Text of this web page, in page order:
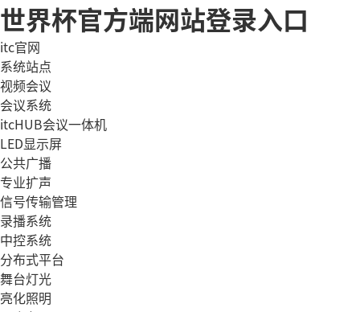
世界杯官方端网站登录入口
itc官网
系统站点
视频会议
会议系统
itcHUB会议一体机
LED显示屏
公共广播
专业扩声
信号传输管理
录播系统
中控系统
分布式平台
舞台灯光
亮化照明